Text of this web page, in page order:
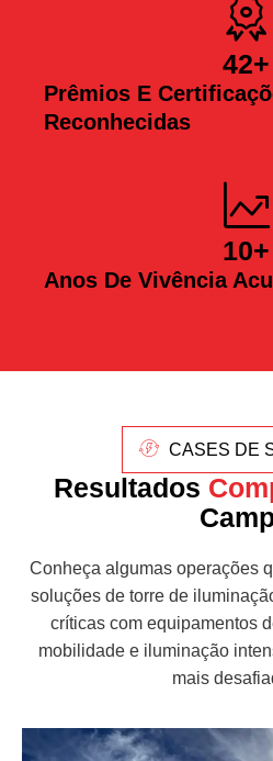
Prêmios E
Reconhecidas
42+
Anos De Vivência
10+
CASES DE
Resultados
Conheça algumas operações
soluções de torre de
críticas com equipamentos
mobilidade e iluminação
mais